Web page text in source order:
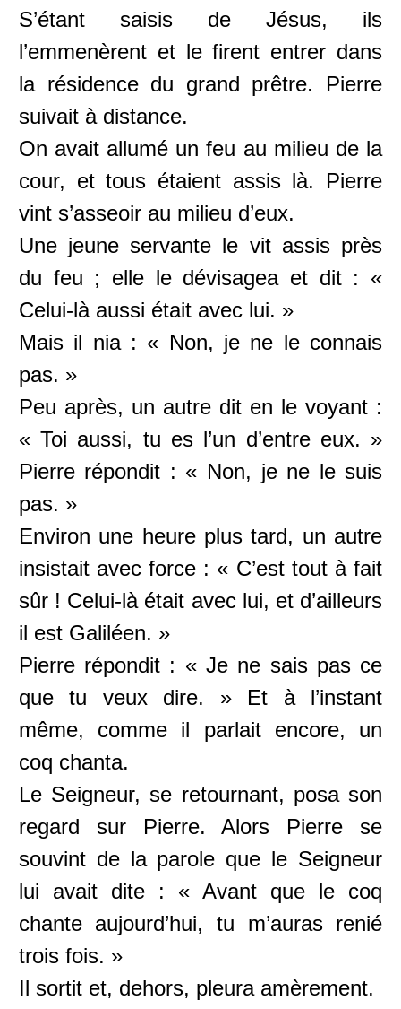
S’étant saisis de Jésus, ils
l’emmenèrent et le firent entrer dans
la résidence du grand prêtre. Pierre
suivait à distance.
On avait allumé un feu au milieu de la
cour, et tous étaient assis là. Pierre
vint s’asseoir au milieu d’eux.
Une jeune servante le vit assis près
du feu ; elle le dévisagea et dit : «
Celui-là aussi était avec lui. »
Mais il nia : « Non, je ne le connais
pas. »
Peu après, un autre dit en le voyant :
« Toi aussi, tu es l’un d’entre eux. »
Pierre répondit : « Non, je ne le suis
pas. »
Environ une heure plus tard, un autre
insistait avec force : « C’est tout à fait
sûr ! Celui-là était avec lui, et d’ailleurs
il est Galiléen. »
Pierre répondit : « Je ne sais pas ce
que tu veux dire. » Et à l’instant
même, comme il parlait encore, un
coq chanta.
Le Seigneur, se retournant, posa son
regard sur Pierre. Alors Pierre se
souvint de la parole que le Seigneur
lui avait dite : « Avant que le coq
chante aujourd’hui, tu m’auras renié
trois fois. »
Il sortit et, dehors, pleura amèrement.